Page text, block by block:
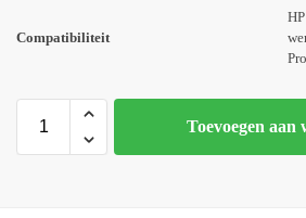
Compatibiliteit
Toevoegen aan